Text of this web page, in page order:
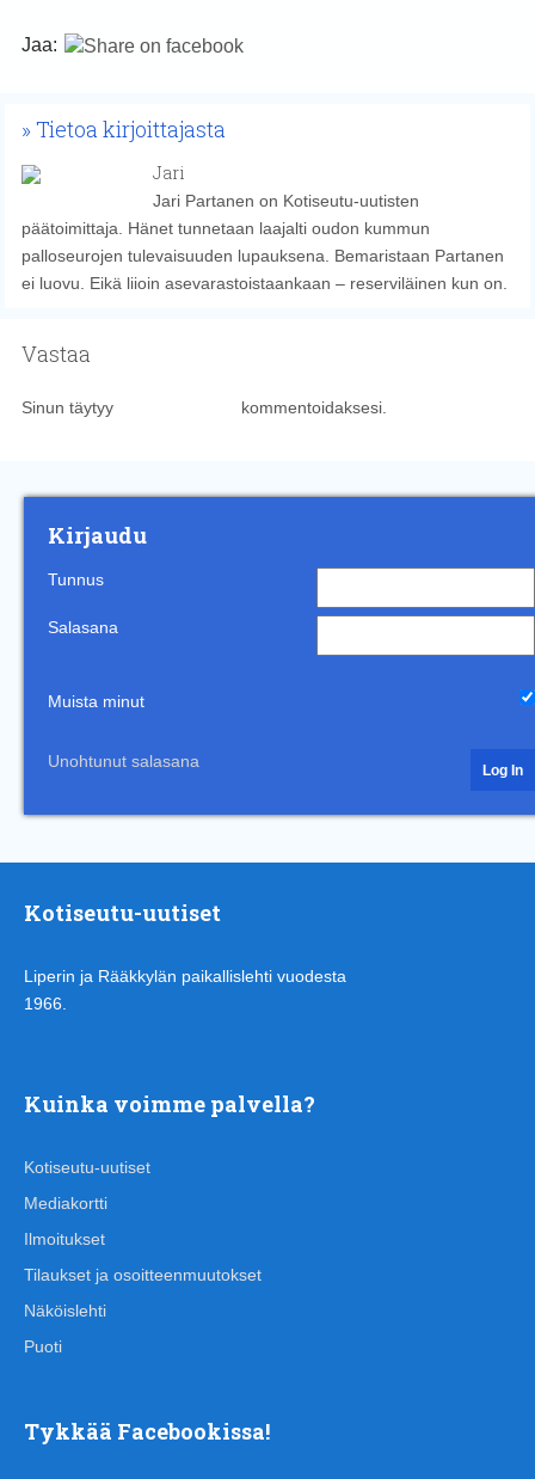
Jaa:
Tietoa kirjoittajasta
Jari
Jari Partanen on Kotiseutu-uutisten
päätoimittaja. Hänet tunnetaan laajalti oudon kummun
palloseurojen tulevaisuuden lupauksena. Bemaristaan Partanen
ei luovu. Eikä liioin asevarastoistaankaan – reserviläinen kun on.
Vastaa
Sinun täytyy kommentoidaksesi.
Kirjaudu
Tunnus
Salasana
Muista minut
Unohtunut salasana
Kotiseutu-uutiset
Liperin ja Rääkkylän paikallislehti vuodesta
1966.
Kuinka voimme palvella?
Kotiseutu-uutiset
Mediakortti
Ilmoitukset
Tilaukset ja osoitteenmuutokset
Näköislehti
Puoti
Tykkää Facebookissa!